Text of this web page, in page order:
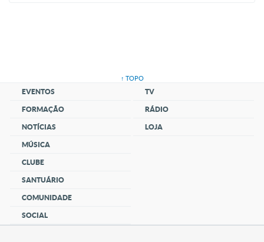
↑ TOPO
EVENTOS
FORMAÇÃO
NOTÍCIAS
MÚSICA
CLUBE
SANTUÁRIO
COMUNIDADE
SOCIAL
TV
RÁDIO
LOJA